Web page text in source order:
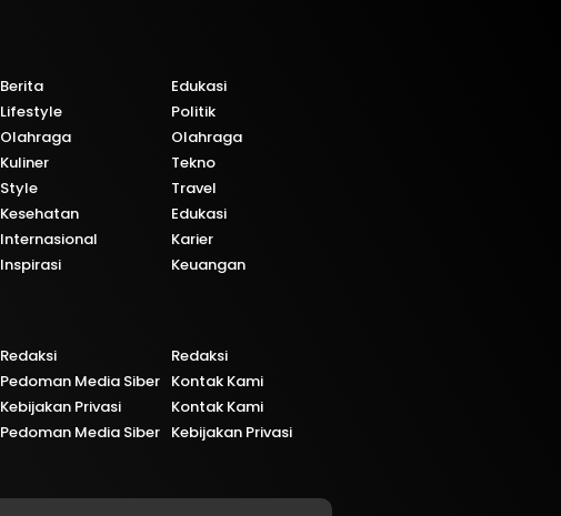
Berita
Edukasi
Lifestyle
Politik
Olahraga
Olahraga
Kuliner
Tekno
Style
Travel
Kesehatan
Edukasi
Internasional
Karier
Inspirasi Keuangan
Redaksi
Redaksi
Pedoman Media Siber Kontak Kami
Kebijakan Privasi
Kontak Kami
Pedoman Media Siber Kebijakan Privasi